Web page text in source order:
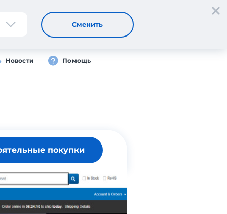
Регистрация
Новости Помощь
Сменить
покупки